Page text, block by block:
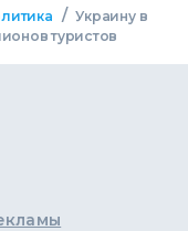
/ Украину в
туристов